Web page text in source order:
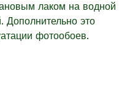
лаком на водной
Дополнительно это
фотообоев.